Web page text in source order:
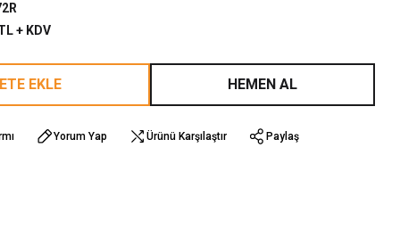
+ KDV
EKLE HEMEN AL
Yorum Yap Ürünü Karşılaştır Paylaş